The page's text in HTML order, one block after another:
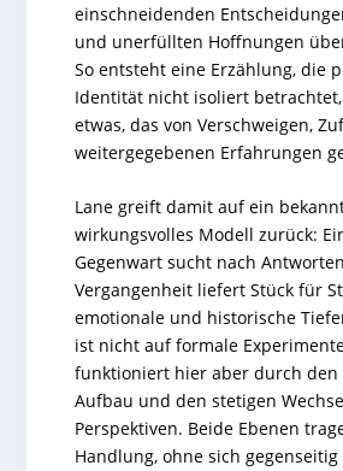
einschneidenden
und unerfüllten Hoffnungen
So entsteht eine Erzählung, die
Identität nicht isoliert
etwas, das von Verschweigen,
weitergegebenen Erfahrungen
Lane greift damit auf ein
wirkungsvolles Modell zurück:
Gegenwart sucht nach
Vergangenheit liefert Stück für
emotionale und historische
ist nicht auf formale
funktioniert hier aber durch den
Aufbau und den stetigen
Perspektiven. Beide Ebenen
Handlung, ohne sich gegenseitig